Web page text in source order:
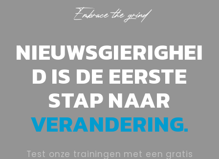
Embrace the grind
NIEUWSGIERIGHEI
D IS DE EERSTE
STAP NAAR
VERANDERING.
Test onze trainingen met een gratis